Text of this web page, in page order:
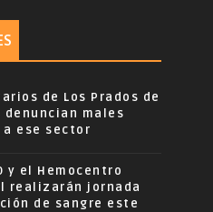
de Los Prados de
denuncian males
ese sector
y el Hemocentro
realizarán jornada
de sangre este